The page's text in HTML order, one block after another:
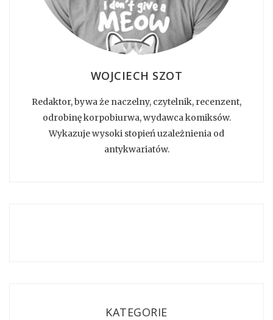
WOJCIECH SZOT
Redaktor, bywa że naczelny, czytelnik, recenzent,
odrobinę korpobiurwa, wydawca komiksów.
Wykazuje wysoki stopień uzależnienia od
antykwariatów.
KATEGORIE